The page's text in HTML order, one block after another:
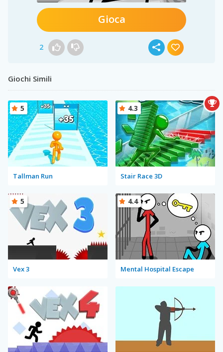
Gioca
2
Giochi Simili
Tallman Run
5
Stair Race 3D
4.3
Vex 3
5
Mental Hospital Escape
4.4